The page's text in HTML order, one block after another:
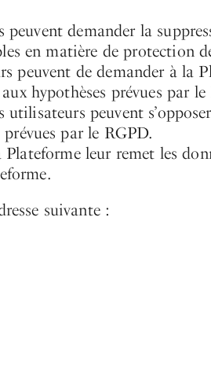
demander la
en matière de protection
peuvent de demander à la
hypothèses prévues par le
peuvent
par le RGPD.
leur remet les
suivante :